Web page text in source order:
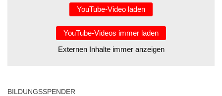
YouTube-Video laden
YouTube-Videos immer laden
Externen Inhalte immer anzeigen
BILDUNGSSPENDER